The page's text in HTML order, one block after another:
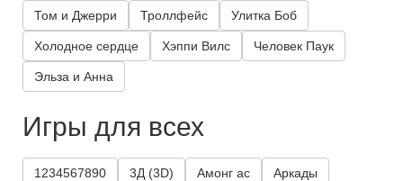
Том и Джерри Троллфейс Улитка Боб
Холодное сердце Хэппи Вилс Человек Паук
Эльза и Анна
Игры для всех
1234567890 3Д (3D) Амонг ас Аркады